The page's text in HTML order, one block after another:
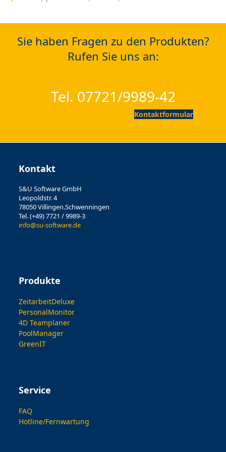
Sie haben Fragen zu den Produkten?
Rufen Sie uns an:
Tel. 07721/9989-42
Kontaktformular
Kontakt
S&U Software GmbH
Leopoldstr. 4
78050 Villingen.Schwenningen
Tel. (+49) 7721 / 9989-3
info@su-software.de
Produkte
ZeitarbeitDeluxe
PersonalMonitor
4D Teamplaner
PoolManager
GreenIT
Service
FAQ
Hotline/Fernwartung